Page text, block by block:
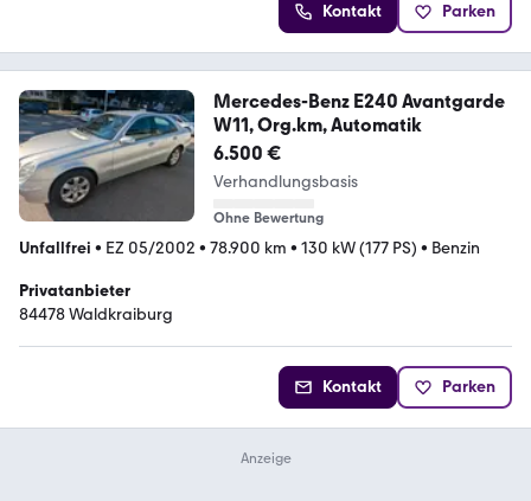
Kontakt Parken
Mercedes-Benz E240 Avantgarde
W11, Org.km, Automatik
6.500 €
Verhandlungsbasis
Ohne Bewertung
Unfallfrei • EZ 05/2002 • 78.900 km • 130 kW (177 PS) • Benzin
Privatanbieter
84478 Waldkraiburg
Kontakt Parken